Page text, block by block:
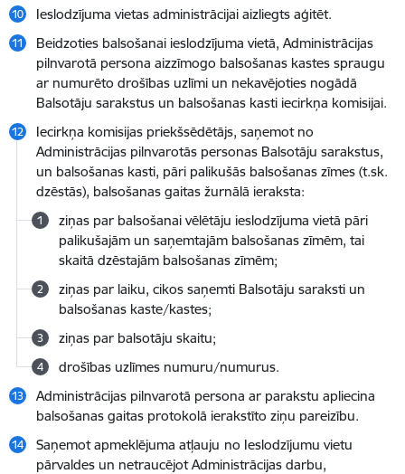
Ieslodzījuma vietas administrācijai aizliegts aģitēt.
Beidzoties balsošanai ieslodzījuma vietā, Administrācijas
pilnvarotā persona aizzīmogo balsošanas kastes spraugu
ar numurēto drošības uzlīmi un nekavējoties nogādā
Balsotāju sarakstus un balsošanas kasti iecirkņa komisijai.
Iecirkņa komisijas priekšsēdētājs, saņemot no
Administrācijas pilnvarotās personas Balsotāju sarakstus,
un balsošanas kasti, pāri palikušās balsošanas zīmes (t.sk.
dzēstās), balsošanas gaitas žurnālā ieraksta:
ziņas par balsošanai vēlētāju ieslodzījuma vietā pāri
palikušajām un saņemtajām balsošanas zīmēm, tai
skaitā dzēstajām balsošanas zīmēm;
ziņas par laiku, cikos saņemti Balsotāju saraksti un
balsošanas kaste/kastes;
ziņas par balsotāju skaitu;
drošības uzlīmes numuru/numurus.
Administrācijas pilnvarotā persona ar parakstu apliecina
balsošanas gaitas protokolā ierakstīto ziņu pareizību.
Saņemot apmeklējuma atļauju no Ieslodzījumu vietu
pārvaldes un netraucējot Administrācijas darbu,